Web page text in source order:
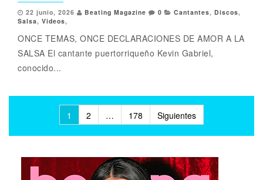
22 junio, 2026 Beating Magazine 0 Cantantes, Discos,
Salsa, Videos,
ONCE TEMAS, ONCE DECLARACIONES DE AMOR A LA
SALSA El cantante puertorriqueño Kevin Gabriel,
conocido...
Paginación
de
entradas
1 2 … 178 Siguientes